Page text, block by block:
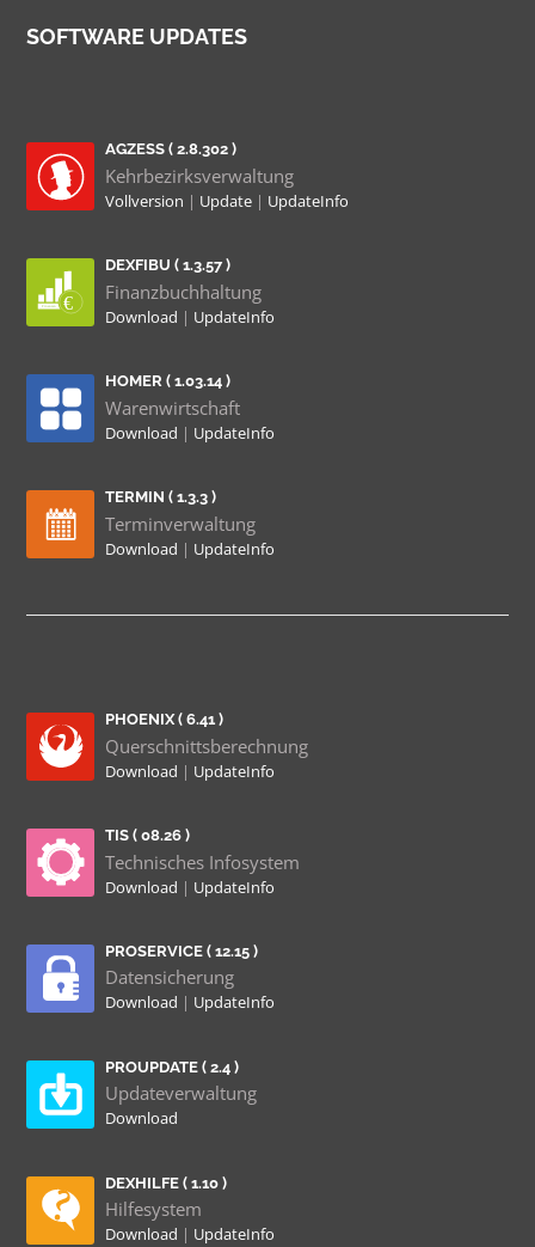
SOFTWARE UPDATES
AGZESS ( 2.8.302 )
Kehrbezirksverwaltung
Vollversion | Update | UpdateInfo
DEXFIBU ( 1.3.57 )
Finanzbuchhaltung
Download | UpdateInfo
HOMER ( 1.03.14 )
Warenwirtschaft
Download | UpdateInfo
TERMIN ( 1.3.3 )
Terminverwaltung
Download | UpdateInfo
PHOENIX ( 6.41 )
Querschnittsberechnung
Download | UpdateInfo
TIS ( 08.26 )
Technisches Infosystem
Download | UpdateInfo
PROSERVICE ( 12.15 )
Datensicherung
Download | UpdateInfo
PROUPDATE ( 2.4 )
Updateverwaltung
Download
DEXHILFE ( 1.10 )
Hilfesystem
Download | UpdateInfo